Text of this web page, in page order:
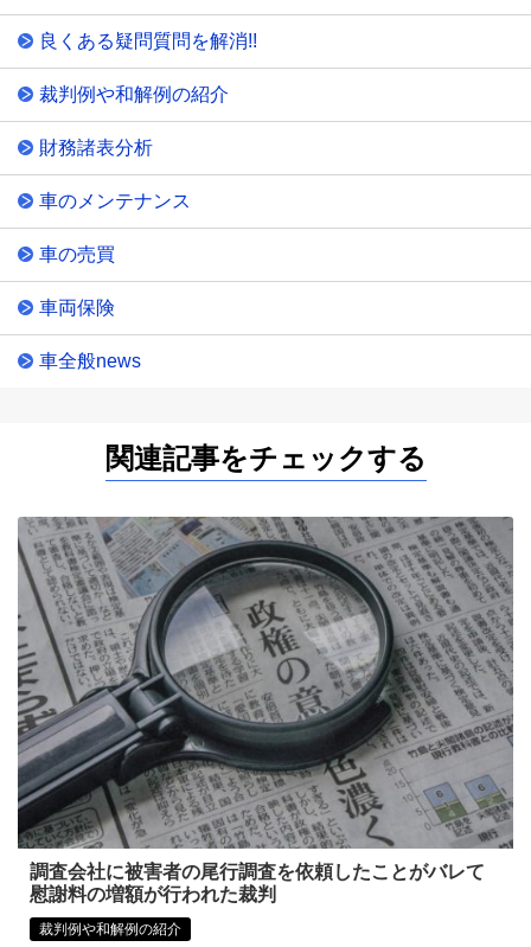
良くある疑問質問を解消!!
裁判例や和解例の紹介
財務諸表分析
車のメンテナンス
車の売買
車両保険
車全般news
関連記事をチェックする
調査会社に被害者の尾行調査を依頼したことがバレて
慰謝料の増額が行われた裁判
裁判例や和解例の紹介